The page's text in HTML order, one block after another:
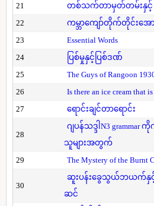
21 တစ်သက်တာမှတ်တမ်းနှင့် အ
22
ကမ္ဘာကျော်တိုက်တိုင်းအော
23
Essential Words
24
ပြစ်မှုနှင့်ပြစ်ဒဏ်
25
The Guys of Rangoon
26
Is there an ice cream that
27
ရောင်းချင်တာရောင်း
28
ဂျပန်သဒ္ဒါN3
သူများအတွက်
29 The Mystery of the Burnt
30
ဆူးပန်းခွေသွယ်ဘယက်နှင့်
ဆင်